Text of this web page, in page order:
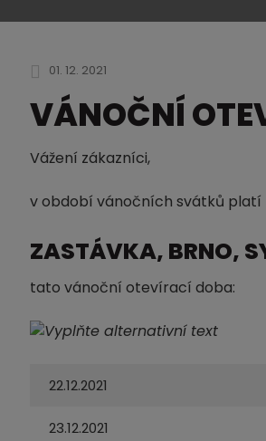
01. 12. 2021
VÁNOČNÍ
Vážení zákazníci,
v období vánočních svátků platí
ZASTÁVKA, BRNO,
tato vánoční otevírací doba:
22.12.2021
23.12.2021